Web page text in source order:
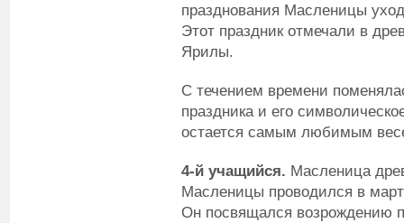
празднования Масленицы
Этот праздник отмечали в
Ярилы.
С течением времени
праздника и его
остается самым любимым
4-й учащийся. Масленица
Масленицы проводился в
Он посвящался возрождению